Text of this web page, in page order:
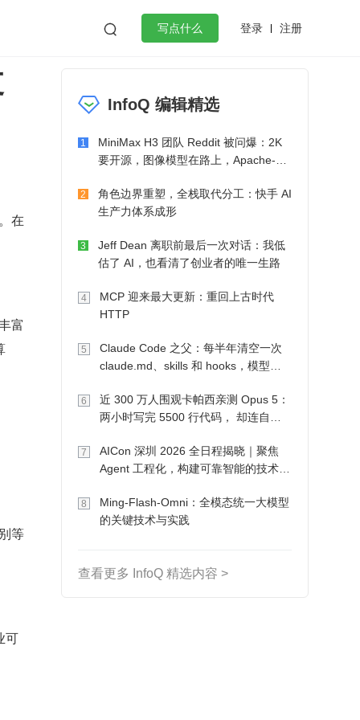
 写点什么 登录 注册
作
微服务架构 flutter
在
富
等
可
InfoQ 编辑精选
1
MiniMax H3 团队 Reddit 被问爆：2K
要开源，图像模型在路上，Apache-2.0
2
角色边界重塑，全栈取代分工：快手 AI
生产力体系成形
3
Jeff Dean 离职前最后一次对话：我低
估了 AI，也看清了创业者的唯一生路
4
MCP 迎来最大更新：重回上古时代
HTTP
5
Claude Code 之父：每半年清空一次
claude.md、skills 和 hooks，模型自
6
近 300 万人围观卡帕西亲测 Opus 5：
两小时写完 5500 行代码， 却连自己
7
AICon 深圳 2026 全日程揭晓｜聚焦
Agent 工程化，构建可靠智能的技术路
8
Ming-Flash-Omni：全模态统一大模型
的关键技术与实践
查看更多 InfoQ 精选内容 >